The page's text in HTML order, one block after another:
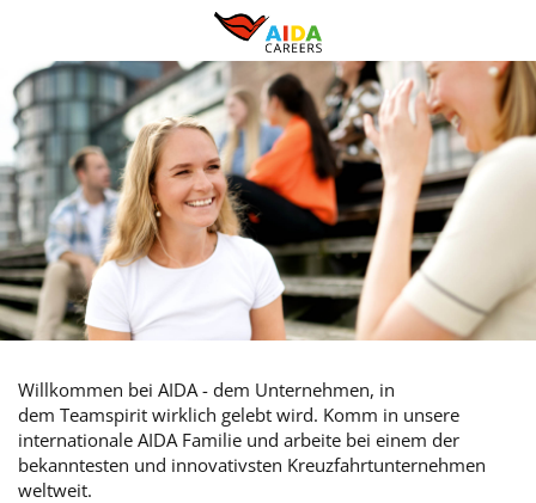
Willkommen bei AIDA - dem Unternehmen, in
dem Teamspirit wirklich gelebt wird. Komm in unsere
internationale AIDA Familie und arbeite bei einem der
bekanntesten und innovativsten Kreuzfahrtunternehmen
weltweit.